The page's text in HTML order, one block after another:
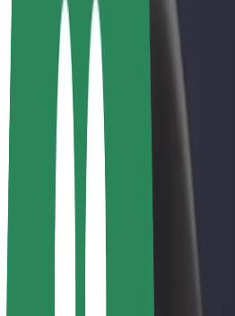
Bolt ბიზნესისთვის
ელ. ბაიკი
Bolt Plus
გამოიმუშავე Bolt-თან ერთად
მძღოლები
მძღოლის შემოსავლები
კურიერები